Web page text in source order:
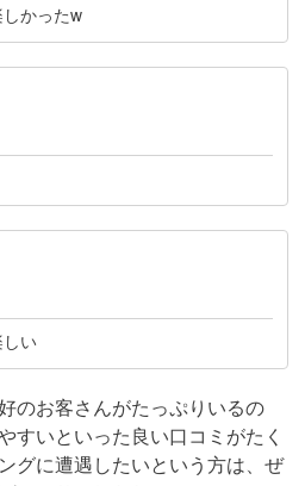
かったw
い
のお客さんがたっぷりいるの
すいといった良い口コミがたく
グに遭遇したいという方は、ぜ